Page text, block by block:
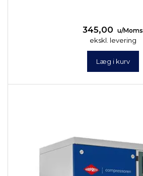
345,00 u/Moms
ekskl. levering
Læg i kurv